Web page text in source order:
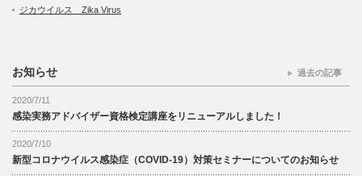
ジカウイルス Zika Virus
お知らせ
2020/7/11
感染実務アドバイザー資格検定講座をリニューアルしました！
2020/7/10
新型コロナウイルス感染症（COVID-19）対策セミナーについてのお知らせ
過去の記事